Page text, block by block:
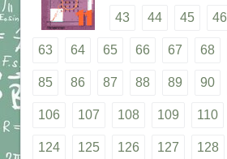
43 44 45 46
63 64 65 66 67 68
85 86 87 88 89 90
106 107 108 109 110
124 125 126 127 128